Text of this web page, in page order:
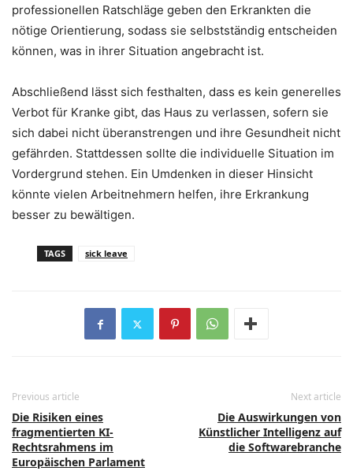
professionellen Ratschläge geben den Erkrankten die
nötige Orientierung, sodass sie selbstständig entscheiden
können, was in ihrer Situation angebracht ist.
Abschließend lässt sich festhalten, dass es kein generelles
Verbot für Kranke gibt, das Haus zu verlassen, sofern sie
sich dabei nicht überanstrengen und ihre Gesundheit nicht
gefährden. Stattdessen sollte die individuelle Situation im
Vordergrund stehen. Ein Umdenken in dieser Hinsicht
könnte vielen Arbeitnehmern helfen, ihre Erkrankung
besser zu bewältigen.
TAGS sick leave
Previous article
Die Risiken eines
fragmentierten KI-
Rechtsrahmens im
Europäischen Parlament
Next article
Die Auswirkungen von
Künstlicher Intelligenz auf
die Softwarebranche